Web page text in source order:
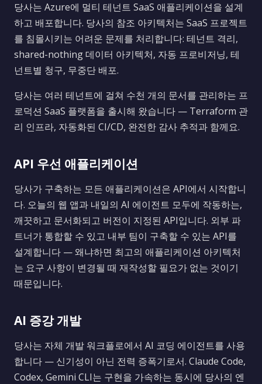
당사는 Azure에 멀티 테넌트 SaaS 애플리케이션을 설계
하고 배포합니다. 당사의 참조 아키텍처는 SaaS 프로젝트
를 침몰시키는 어려운 문제를 처리합니다: 테넌트 격리,
shared-nothing 데이터 아키텍처, 자동 프로비저닝, 테
넌트별 청구, 무중단 배포.
당사는 여러 테넌트에 걸쳐 수천 개의 문서를 관리하는 프
로덕션 SaaS 플랫폼을 출시해 왔습니다 — Terraform 관
리 인프라, 자동화된 CI/CD, 완전한 감사 추적과 함께요.
API 우선 애플리케이션
당사가 구축하는 모든 애플리케이션은 API에서 시작합니
다. 오늘의 웹 앱과 내일의 AI 에이전트 모두에 작동하는,
깨끗하고 문서화되고 버전이 지정된 API입니다. 외부 파
트너가 통합할 수 있고 내부 팀이 구축할 수 있는 API를
설계합니다 — 왜냐하면 최고의 애플리케이션 아키텍처
는 요구 사항이 변경될 때 재작성할 필요가 없는 것이기
때문입니다.
AI 증강 개발
당사는 자체 개발 워크플로에서 AI 코딩 에이전트를 사용
합니다 — 신기성이 아닌 전력 증폭기로서. Claude Code,
Codex, Gemini CLI는 구현을 가속하는 동시에 당사의 엔